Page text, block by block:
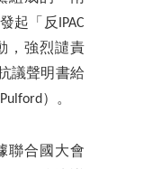
起「反IPAC
，強烈譴責
議聲明書給
）。
聯合國大會